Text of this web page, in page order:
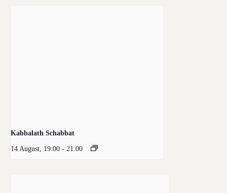
Kabbalath Schabbat
14 August, 19:00 - 21:00